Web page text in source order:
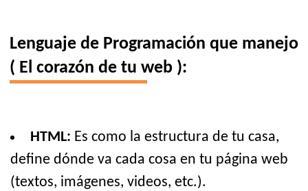
Lenguaje de Programación que manejo
( El corazón de tu web ):
HTML: Es como la estructura de tu casa,
define dónde va cada cosa en tu página web
(textos, imágenes, videos, etc.).